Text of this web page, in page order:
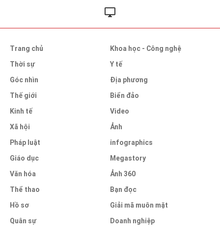
Trang chủ
Thời sự
Góc nhìn
Thế giới
Kinh tế
Xã hội
Pháp luật
Giáo dục
Văn hóa
Thể thao
Hồ sơ
Quân sự
Khoa học - Công nghệ
Y tế
Địa phương
Biển đảo
Video
Ảnh
infographics
Megastory
Ảnh 360
Bạn đọc
Giải mã muôn mặt
Doanh nghiệp